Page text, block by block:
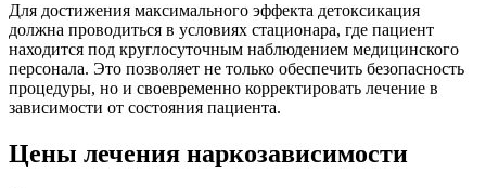
Для достижения максимального эффекта детоксикация
должна проводиться в условиях стационара, где пациент
находится под круглосуточным наблюдением медицинского
персонала. Это позволяет не только обеспечить безопасность
процедуры, но и своевременно корректировать лечение в
зависимости от состояния пациента.
Цены лечения наркозависимости